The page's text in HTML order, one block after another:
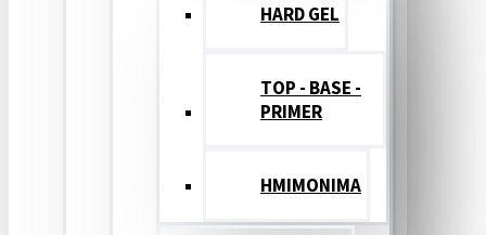
HARD GEL
TOP - BASE -
PRIMER
ΗΜΙΜΟΝΙΜΑ